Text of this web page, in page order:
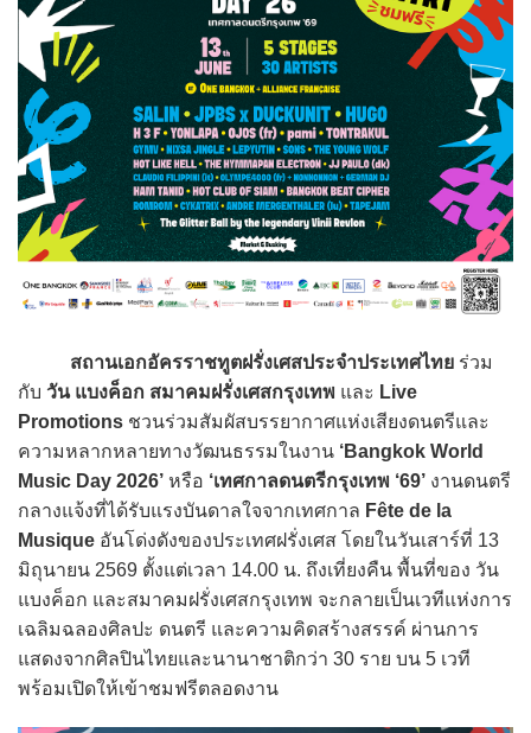
สถานเอกอัครราชทูตฝรั่งเศสประจำประเทศไทย ร่วม
กับ วัน แบงค็อก สมาคมฝรั่งเศสกรุงเทพ และ Live
Promotions ชวนร่วมสัมผัสบรรยากาศแห่งเสียงดนตรีและ
ความหลากหลายทางวัฒนธรรมในงาน ‘Bangkok World
Music Day 2026’ หรือ ‘เทศกาลดนตรีกรุงเทพ ‘69’ งานดนตรี
กลางแจ้งที่ได้รับแรงบันดาลใจจากเทศกาล Fête de la
Musique อันโด่งดังของประเทศฝรั่งเศส โดยในวันเสาร์ที่ 13
มิถุนายน 2569 ตั้งแต่เวลา 14.00 น. ถึงเที่ยงคืน พื้นที่ของ วัน
แบงค็อก และสมาคมฝรั่งเศสกรุงเทพ จะกลายเป็นเวทีแห่งการ
เฉลิมฉลองศิลปะ ดนตรี และความคิดสร้างสรรค์ ผ่านการ
แสดงจากศิลปินไทยและนานาชาติกว่า 30 ราย บน 5 เวที
พร้อมเปิดให้เข้าชมฟรีตลอดงาน